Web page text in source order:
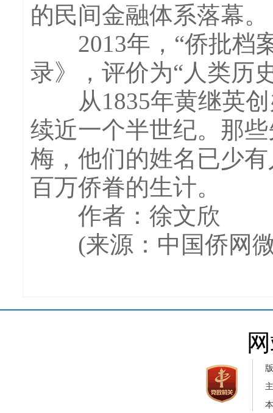
的民间金融体系落幕。
2013年，“侨批档案
录》，评价为“人类历
从1835年黄继英创
续近一个半世纪。那
梅，他们的姓名已少
百万侨眷的生计。
作者：徐文欣
(来源：中国侨网微